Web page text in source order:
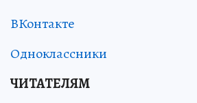
ВКонтакте
Одноклассники
ЧИТАТЕЛЯМ